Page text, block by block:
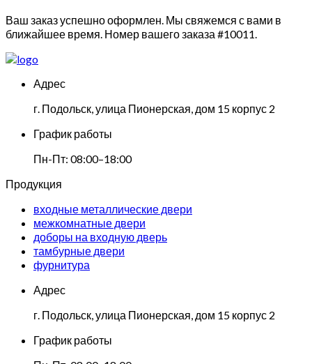
Ваш заказ успешно оформлен. Мы свяжемся с вами в
ближайшее время. Номер вашего заказа #10011.
Адрес
г. Подольск, улица Пионерская, дом 15 корпус 2
График работы
Пн-Пт: 08:00–18:00
Продукция
входные металлические двери
межкомнатные двери
доборы на входную дверь
тамбурные двери
фурнитура
Адрес
г. Подольск, улица Пионерская, дом 15 корпус 2
График работы